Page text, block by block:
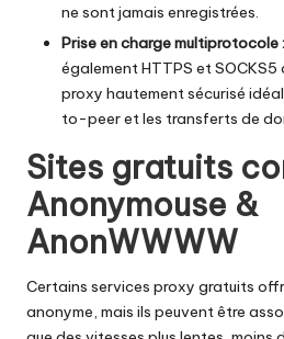
ne sont jamais enregistrées.
Prise en charge multiprotocole :
également HTTPS et
proxy hautement sécurisé
to-peer et les transferts de
Sites gratuits
Anonymouse &
AnonWWWW
Certains services proxy gratuits
anonyme, mais ils peuvent être